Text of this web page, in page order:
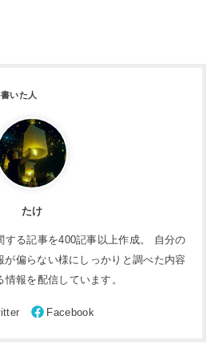
たけ
する記事を400記事以上作成。 自分の
が偏らない様にしっかりと調べた内容
報を配信しています。